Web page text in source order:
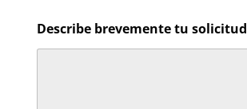
s
o
Describe brevemente tu solicitud